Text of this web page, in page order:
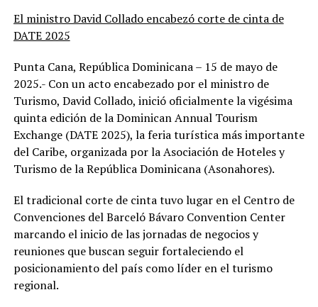
El ministro David Collado encabezó corte de cinta de
DATE 2025
Punta Cana, República Dominicana – 15 de mayo de
2025.- Con un acto encabezado por el ministro de
Turismo, David Collado, inició oficialmente la vigésima
quinta edición de la Dominican Annual Tourism
Exchange (DATE 2025), la feria turística más importante
del Caribe, organizada por la Asociación de Hoteles y
Turismo de la República Dominicana (Asonahores).
El tradicional corte de cinta tuvo lugar en el Centro de
Convenciones del Barceló Bávaro Convention Center
marcando el inicio de las jornadas de negocios y
reuniones que buscan seguir fortaleciendo el
posicionamiento del país como líder en el turismo
regional.